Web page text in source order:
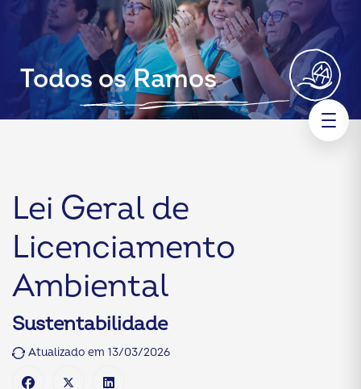
Todos os Ramos
Lei Geral de
Licenciamento
Ambiental
Sustentabilidade
Atualizado em 13/03/2026